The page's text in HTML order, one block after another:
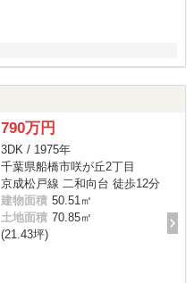
790万円
3DK / 1975年
千葉県船橋市咲が丘2丁目
京成松戸線 二和向台 徒歩12分
建物面積 50.51㎡
土地面積 70.85㎡
(21.43坪)